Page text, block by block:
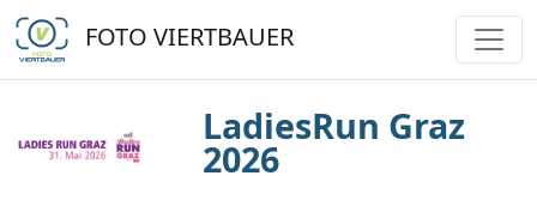
FOTO VIERTBAUER
LadiesRun Graz
2026